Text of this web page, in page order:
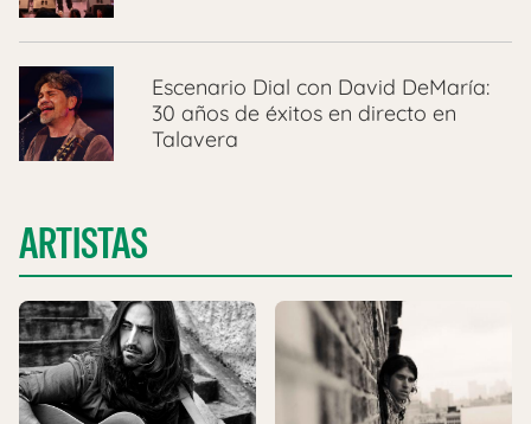
Escenario Dial con David DeMaría:
30 años de éxitos en directo en
Talavera
ARTISTAS